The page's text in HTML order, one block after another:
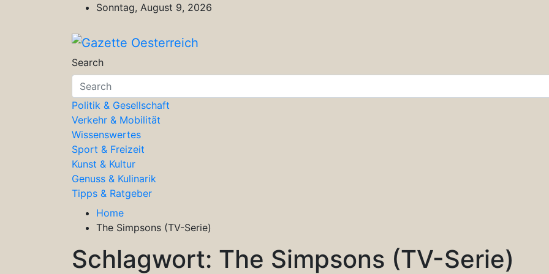
Sonntag, August 9, 2026
Gazette Oesterreich
Magazin für Freizeit, Politik, Kultur & Wissenschaft
Search
Politik & Gesellschaft
Verkehr & Mobilität
Wissenswertes
Sport & Freizeit
Kunst & Kultur
Genuss & Kulinarik
Tipps & Ratgeber
Home
The Simpsons (TV-Serie)
Schlagwort: The Simpsons (TV-Serie)